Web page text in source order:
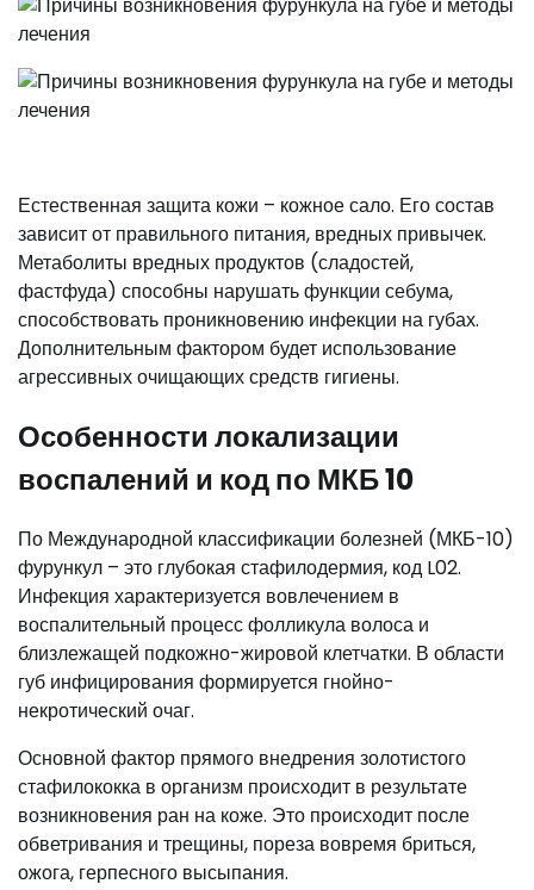
Естественная защита кожи – кожное сало. Его состав
зависит от правильного питания, вредных привычек.
Метаболиты вредных продуктов (сладостей,
фастфуда) способны нарушать функции себума,
способствовать проникновению инфекции на губах.
Дополнительным фактором будет использование
агрессивных очищающих средств гигиены.
Особенности локализации
воспалений и код по МКБ 10
По Международной классификации болезней (МКБ-10)
фурункул – это глубокая стафилодермия, код L02.
Инфекция характеризуется вовлечением в
воспалительный процесс фолликула волоса и
близлежащей подкожно-жировой клетчатки. В области
губ инфицирования формируется гнойно-
некротический очаг.
Основной фактор прямого внедрения золотистого
стафилококка в организм происходит в результате
возникновения ран на коже. Это происходит после
обветривания и трещины, пореза вовремя бриться,
ожога, герпесного высыпания.